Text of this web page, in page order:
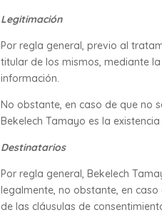
Legitimación
Por regla general, previo al
titular de los mismos, mediante
información.
No obstante, en caso de que no
Bekelech Tamayo es la
Destinatarios
Por regla general, Bekelech
legalmente, no obstante, en
de las cláusulas de